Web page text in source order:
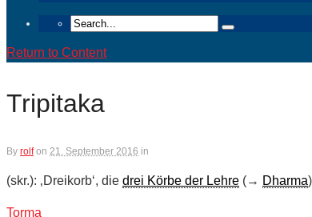
Return to Content
Tripitaka
By rolf on 21. September 2016 in
(skr.): ‚Dreikorb‘, die drei Körbe der Lehre (→ Dharma
Torma